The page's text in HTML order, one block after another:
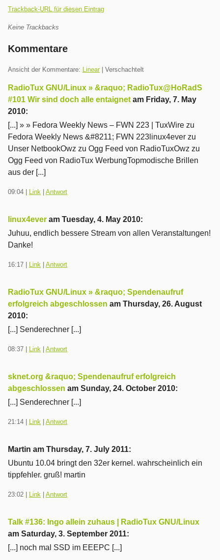
Trackback-URL für diesen Eintrag
Keine Trackbacks
Kommentare
Ansicht der Kommentare: Linear| Verschachtelt
RadioTux GNU/Linux » &raquo; RadioTux@HoRadS
#101 Wir sind doch alle entaignet am Friday, 7. May
2010:
[...] » » Fedora Weekly News – FWN 223 | TuxWire zu
Fedora Weekly News &#8211; FWN 223linux4ever zu
Unser NetbookOwz zu Ogg Feed von RadioTuxOwz zu
Ogg Feed von RadioTux WerbungTopmodische Brillen
aus der [...]
09:04 Link Antwort
linux4ever am Tuesday, 4. May 2010:
Juhuu, endlich bessere Stream von allen Veranstaltungen!
Danke!
16:17 Link Antwort
RadioTux GNU/Linux » &raquo; Spendenaufruf
erfolgreich abgeschlossen am Thursday, 26. August
2010:
[...] Senderechner [...]
08:37 Link Antwort
sknet.org &raquo; Spendenaufruf erfolgreich
abgeschlossen am Sunday, 24. October 2010:
[...] Senderechner [...]
21:14 Link Antwort
Martin am Thursday, 7. July 2011:
Ubuntu 10.04 bringt den 32er kernel. wahrscheinlich ein
tippfehler. gruß! martin
23:02 Link Antwort
Talk #136: Ingo allein zuhaus | RadioTux GNU/Linux
am Saturday, 3. September 2011:
[...] noch mal SSD im EEEPC [...]